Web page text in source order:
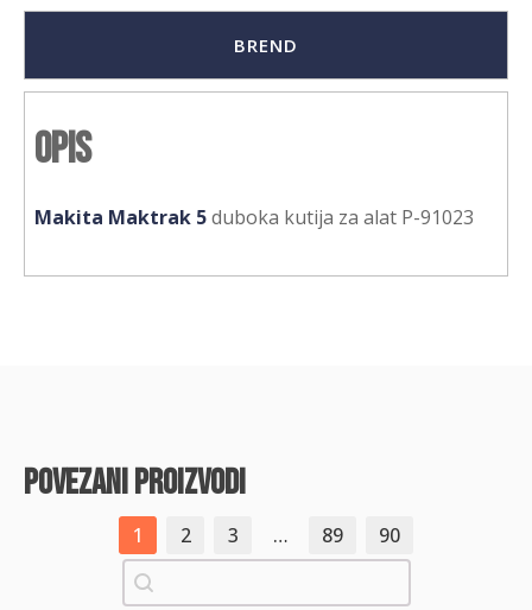
BREND
Opis
Makita Maktrak 5duboka kutija za alat P-91023
povezani proizvodi
1 2 3 … 89
90
Pretraži